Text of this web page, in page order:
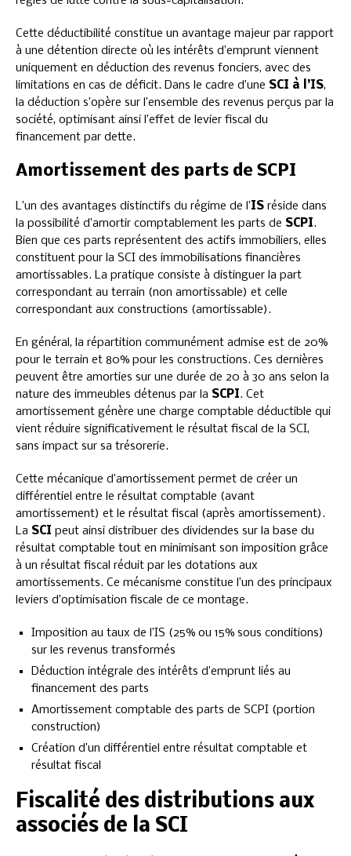
Cette déductibilité constitue un avantage majeur par rapport
à une détention directe où les intérêts d’emprunt viennent
uniquement en déduction des revenus fonciers, avec des
limitations en cas de déficit. Dans le cadre d’une SCI à l’IS,
la déduction s’opère sur l’ensemble des revenus perçus par la
société, optimisant ainsi l’effet de levier fiscal du
financement par dette.
Amortissement des parts de SCPI
L’un des avantages distinctifs du régime de l’IS réside dans
la possibilité d’amortir comptablement les parts de SCPI.
Bien que ces parts représentent des actifs immobiliers, elles
constituent pour la SCI des immobilisations financières
amortissables. La pratique consiste à distinguer la part
correspondant au terrain (non amortissable) et celle
correspondant aux constructions (amortissable).
En général, la répartition communément admise est de 20%
pour le terrain et 80% pour les constructions. Ces dernières
peuvent être amorties sur une durée de 20 à 30 ans selon la
nature des immeubles détenus par la SCPI. Cet
amortissement génère une charge comptable déductible qui
vient réduire significativement le résultat fiscal de la SCI,
sans impact sur sa trésorerie.
Cette mécanique d’amortissement permet de créer un
différentiel entre le résultat comptable (avant
amortissement) et le résultat fiscal (après amortissement).
La SCI peut ainsi distribuer des dividendes sur la base du
résultat comptable tout en minimisant son imposition grâce
à un résultat fiscal réduit par les dotations aux
amortissements. Ce mécanisme constitue l’un des principaux
leviers d’optimisation fiscale de ce montage.
Imposition au taux de l’IS (25% ou 15% sous conditions)
sur les revenus transformés
Déduction intégrale des intérêts d’emprunt liés au
financement des parts
Amortissement comptable des parts de SCPI (portion
construction)
Création d’un différentiel entre résultat comptable et
résultat fiscal
Fiscalité des distributions aux
associés de la SCI